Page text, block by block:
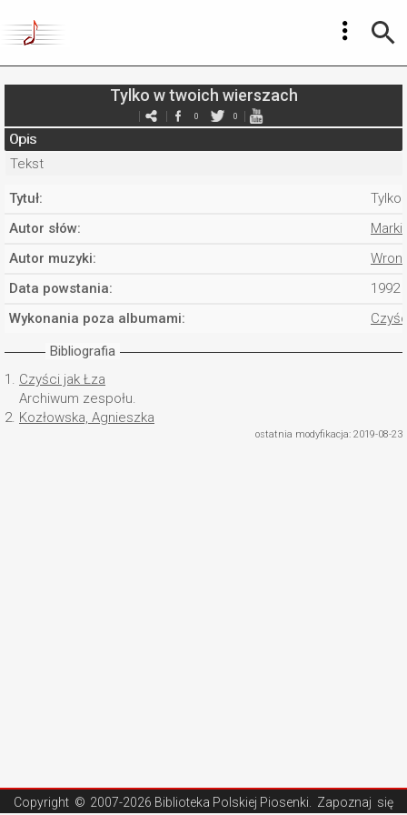
Tylko w twoich wierszach
0 0
Opis
Tekst
Tytuł:
Tylko
Autor słów:
Autor muzyki:
Data powstania:
1992
Wykonania poza albumami:
Bibliografia
1. Czyści jak Łza
Archiwum zespołu.
2. Kozłowska, Agnieszka
ostatnia modyfikacja: 2019-08-23
Copyright © 2007-2026 Biblioteka Polskiej Piosenki . Zapoznaj się